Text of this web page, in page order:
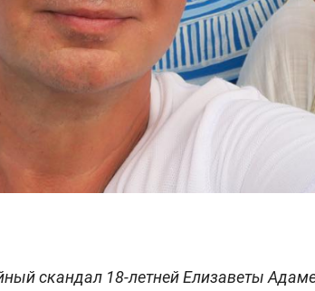
скандал 18-летней Елизаветы